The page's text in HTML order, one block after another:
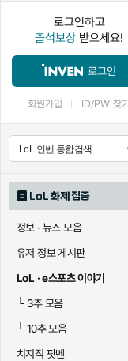
로그인하고
출석보상 받으세요!
로그인
회원가입 ID/PW 찾기
LoL 화제 집중
정보 · 뉴스 모음
유저 정보 게시판
LoL · e스포츠 이야기
└3추 모음
└10추 모음
치지직 팟벤